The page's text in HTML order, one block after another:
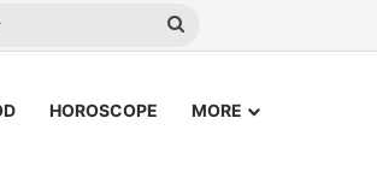
HOROSCOPE MORE